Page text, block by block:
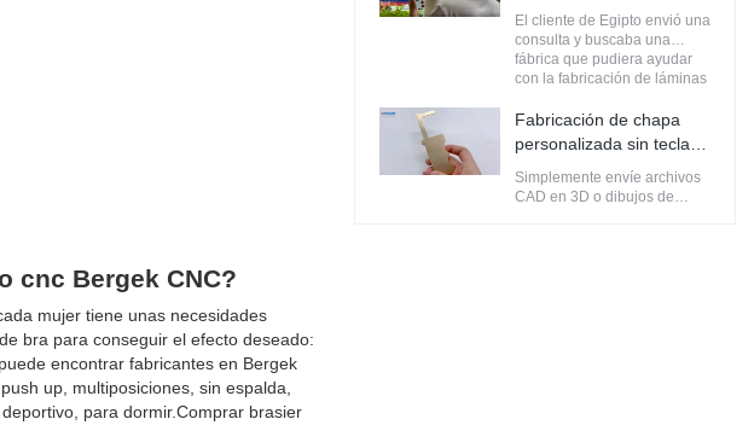
cnc Bergek CNC?
mujer tiene unas necesidades
bra para conseguir el efecto deseado:
encontrar fabricantes en Bergek
up, multiposiciones, sin espalda,
para dormir.Comprar brasier
cajas personalizadas. cada
año se quedará en China
durante 1-2 meses para
terminar algunos proyectos.
chapa
El cliente de Egipto envió una
consulta y buscaba una
fábrica que pudiera ayudar
con la fabricación de láminas
viviendas para equipos de
alta gama, en los que el
acabado superficial es muy
importante.
Fabricación de chapa
personalizada sin tecla
táctil
Simplemente envíe archivos
CAD en 3D o dibujos de